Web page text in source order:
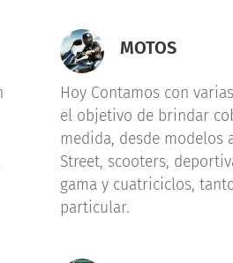
MOTOS
Hoy Contamos con
el objetivo de brindar
medida, desde modelos
Street, scooters,
gama y cuatriciclos,
particular.